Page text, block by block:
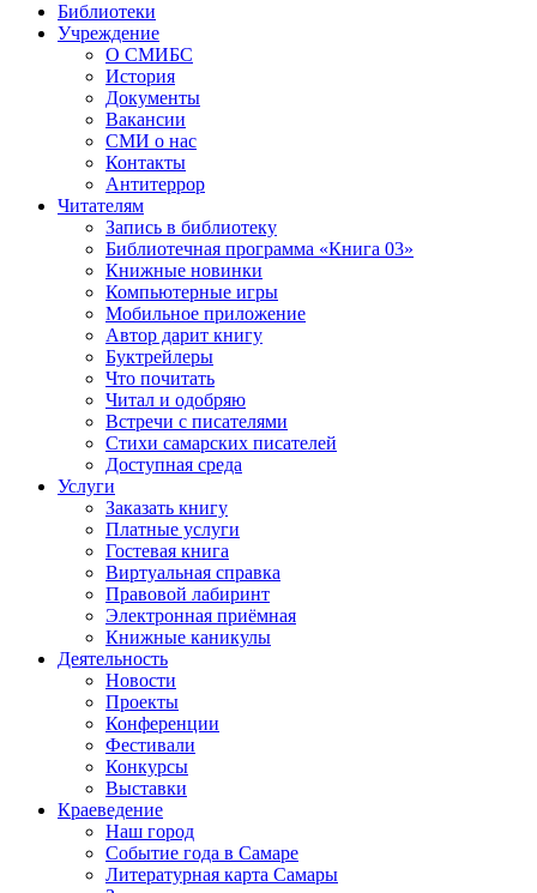
Библиотеки
Учреждение
О СМИБС
История
Документы
Вакансии
СМИ о нас
Контакты
Антитеррор
Читателям
Запись в библиотеку
Библиотечная программа «Книга 03»
Книжные новинки
Компьютерные игры
Мобильное приложение
Автор дарит книгу
Буктрейлеры
Что почитать
Читал и одобряю
Встречи с писателями
Стихи самарских писателей
Доступная среда
Услуги
Заказать книгу
Платные услуги
Гостевая книга
Виртуальная справка
Правовой лабиринт
Электронная приёмная
Книжные каникулы
Деятельность
Новости
Проекты
Конференции
Фестивали
Конкурсы
Выставки
Краеведение
Наш город
Событие года в Самаре
Литературная карта Самары